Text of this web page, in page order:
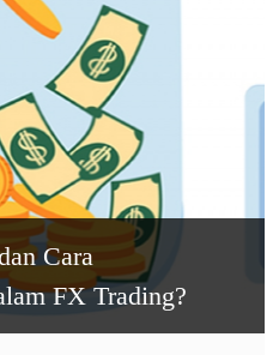
Cara
FX Trading?